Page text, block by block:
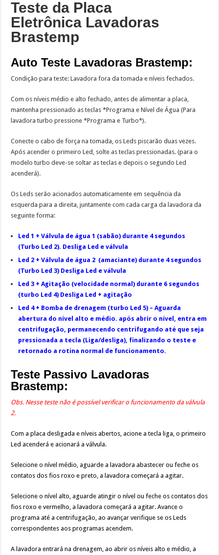
Teste da Placa
Eletrônica Lavadoras
Brastemp
Auto Teste Lavadoras Brastemp:
Condição para teste: Lavadora fora da tomada e níveis fechados.
Com os níveis médio e alto fechado, antes de alimentar a placa,
mantenha pressionado as teclas *Programa e Nível de Água (Para
lavadora turbo pressione *Programa e Turbo*).
Conecte o cabo de força na tomada, os Leds piscarão duas vezes.
Após acender o primeiro Led, solte as teclas pressionadas. (para o
modelo turbo deve-se soltar as teclas e depois o segundo Led
acenderá).
Os Leds serão acionados automaticamente em sequência da
esquerda para a direita, juntamente com cada carga da lavadora da
seguinte forma:
Led 1 + Válvula de água 1 (sabão) durante 4 segundos
(Turbo Led 2). Desliga Led e válvula
Led 2 + Válvula de água 2 (amaciante) durante 4 segundos
(Turbo Led 3) Desliga Led e válvula
Led 3 + Agitação (velocidade normal) durante 6 segundos
(turbo Led 4) Desliga Led + agitação
Led 4 + Bomba de drenagem (turbo Led 5) – Aguarda
abertura do nível alto e médio. após abrir o nível, entra em
centrifugação, permanecendo centrifugando até que seja
pressionada a tecla (Liga/desliga), finalizando o teste e
retornado a rotina normal de funcionamento.
Teste Passivo Lavadoras
Brastemp:
Obs. Nesse teste não é possível verificar o funcionamento da válvula
2.
Com a placa desligada e níveis abertos, acione a tecla liga, o primeiro
Led acenderá e acionará a válvula.
Selecione o nível médio, aguarde a lavadora abastecer ou feche os
contatos dos fios roxo e preto, a lavadora começará a agitar.
Selecione o nível alto, aguarde atingir o nível ou feche os contatos dos
fios roxo e vermelho, a lavadora começará a agitar. Avance o
programa até a centrifugação, ao avançar verifique se os Leds
correspondentes aos programas acendem.
A lavadora entrará na drenagem, ao abrir os níveis alto e médio, a